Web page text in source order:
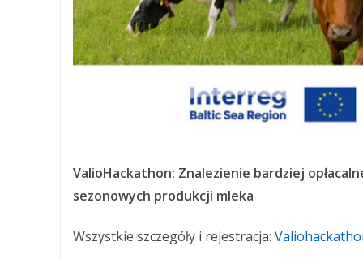
ValioHackathon: Znalezienie bardziej
sezonowych produkcji mleka
Wszystkie szczegóły i rejestracja: